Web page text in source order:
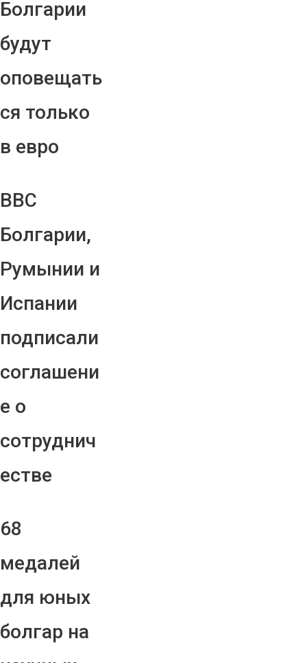
Болгарии
будут
оповещать
ся только
в евро
ВВС
Болгарии,
Румынии и
Испании
подписали
соглашени
е о
сотруднич
естве
68
медалей
для юных
болгар на